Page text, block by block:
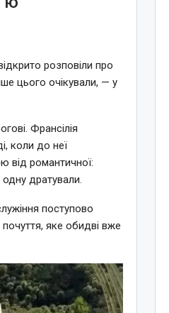
розповіли про
цього очікували, — у
Франсілія
коли до неї
від романтичної:
дратували.
поступово
яке обидві вже